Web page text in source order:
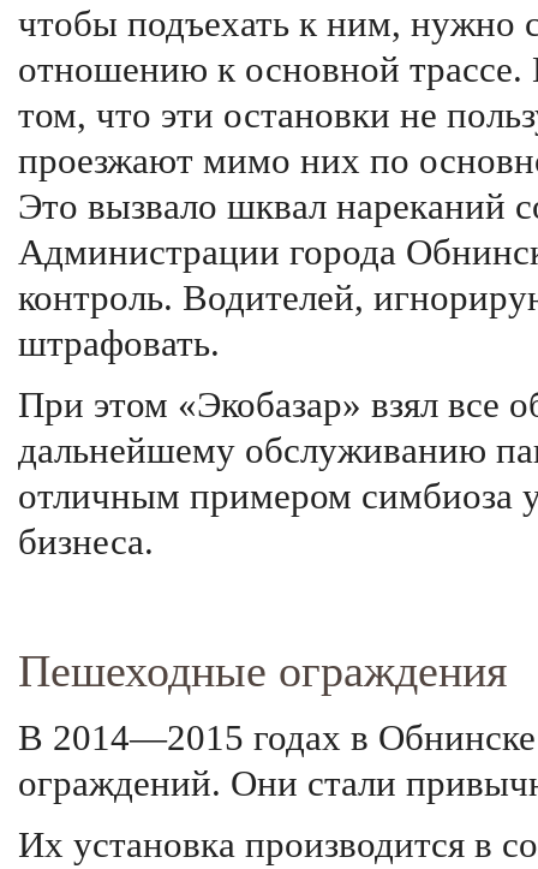
чтобы подъехать к ним, нужно
отношению к основной
том, что эти остановки не
проезжают мимо них по
Это вызвало шквал нареканий
Администрации города
контроль. Водителей,
штрафовать.
При этом «Экобазар» взял все
дальнейшему обслуживанию
отличным примером симбиоза
бизнеса.
Пешеходные ограждения
В 2014—2015 годах в
ограждений. Они стали
Их установка производится в